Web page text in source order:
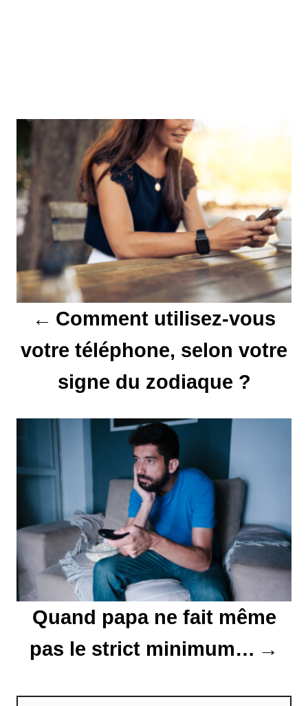
N
a
v
i
g
t
o
l
a
r
Comment utilisez-vous
votre téléphone, selon votre
signe du zodiaque ?
Quand papa ne fait même
pas le strict minimum…